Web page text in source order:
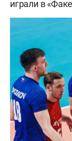
играли в